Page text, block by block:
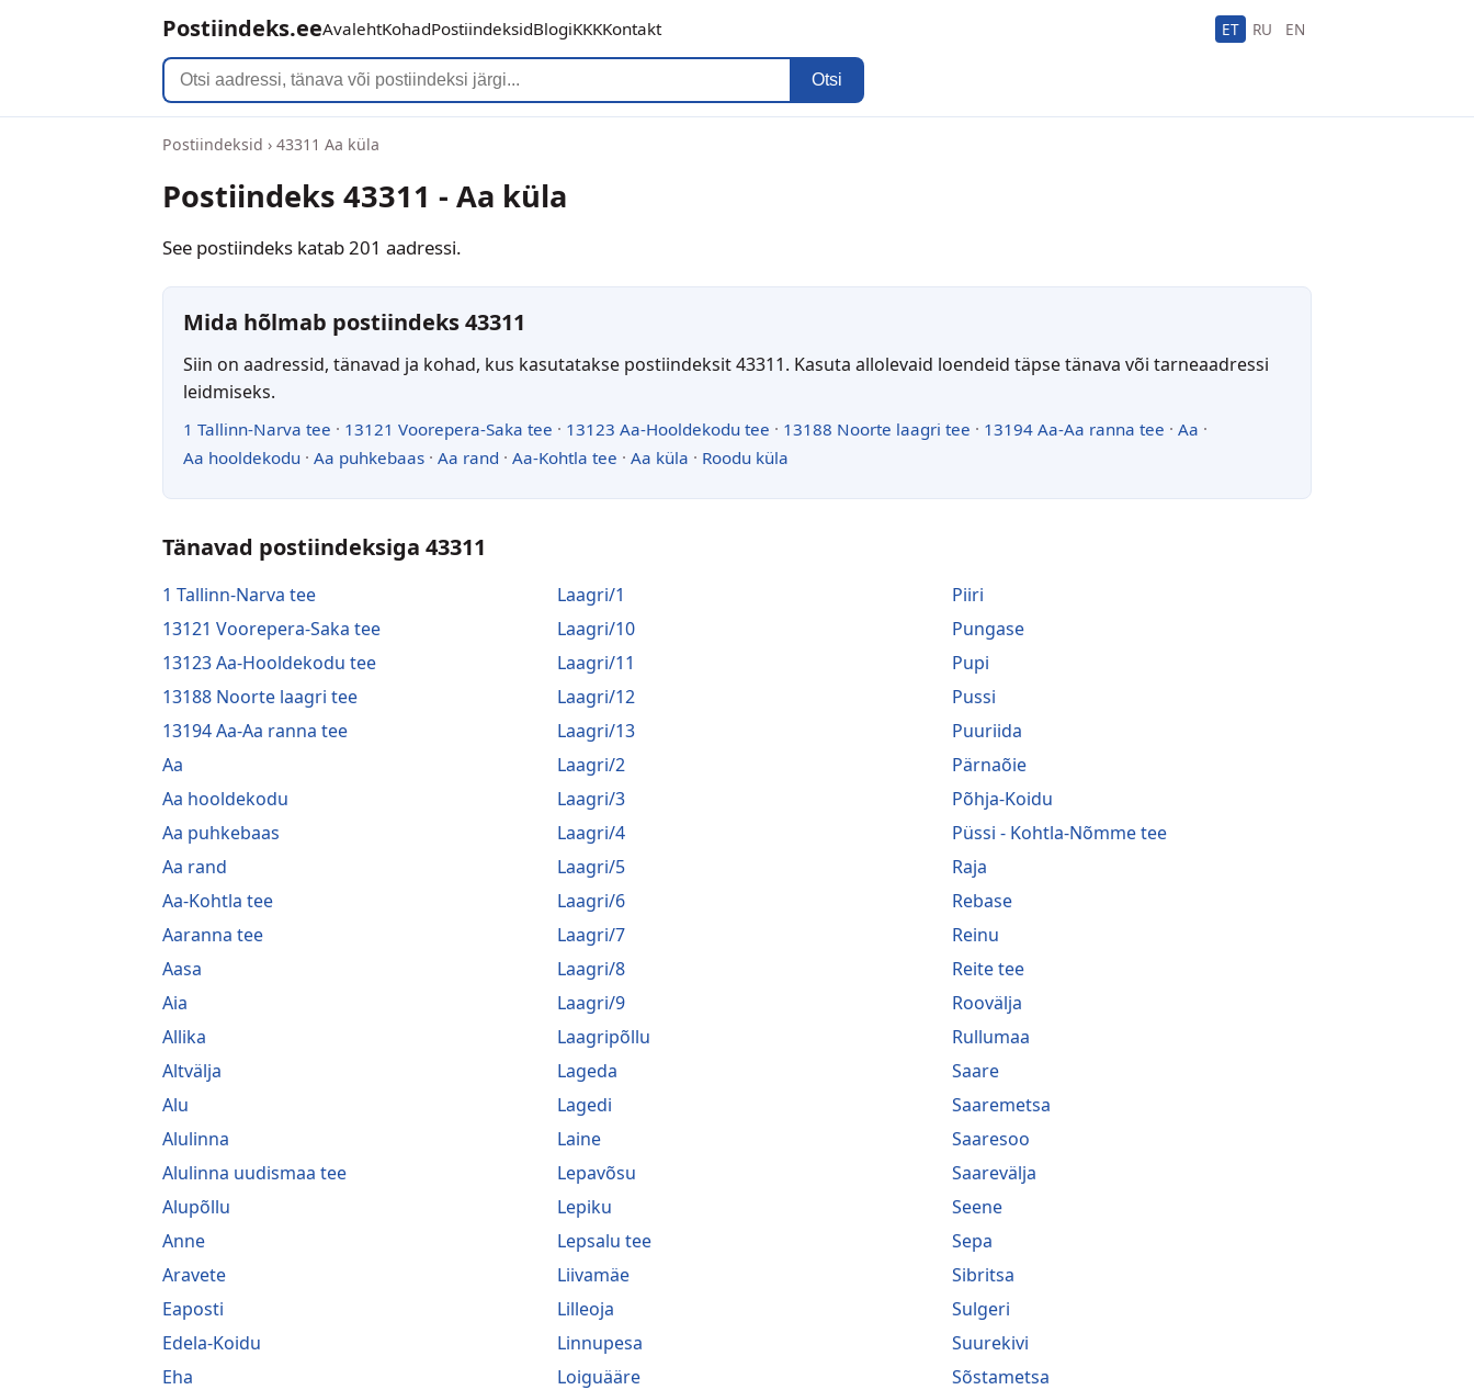
Postiindeks.eeAvalehtKohadPostiindeksidBlogiKKKKontakt ET RU EN
Otsi
Postiindeksid › 43311 Aa küla
Postiindeks 43311 - Aa küla
See postiindeks katab 201 aadressi.
Mida hõlmab postiindeks 43311
Siin on aadressid, tänavad ja kohad, kus kasutatakse postiindeksit 43311. Kasuta allolevaid loendeid täpse tänava või tarneaadressi
leidmiseks.
1 Tallinn-Narva tee · 13121 Voorepera-Saka tee · 13123 Aa-Hooldekodu tee · 13188 Noorte laagri tee · 13194 Aa-Aa ranna tee · Aa ·
Aa hooldekodu · Aa puhkebaas · Aa rand · Aa-Kohtla tee · Aa küla · Roodu küla
Tänavad postiindeksiga 43311
1 Tallinn-Narva tee
13121 Voorepera-Saka tee
13123 Aa-Hooldekodu tee
13188 Noorte laagri tee
13194 Aa-Aa ranna tee
Aa
Aa hooldekodu
Aa puhkebaas
Aa rand
Aa-Kohtla tee
Aaranna tee
Aasa
Aia
Allika
Altvälja
Alu
Alulinna
Alulinna uudismaa tee
Alupõllu
Anne
Aravete
Eaposti
Edela-Koidu
Eha
Laagri/1
Laagri/10
Laagri/11
Laagri/12
Laagri/13
Laagri/2
Laagri/3
Laagri/4
Laagri/5
Laagri/6
Laagri/7
Laagri/8
Laagri/9
Laagripõllu
Lageda
Lagedi
Laine
Lepavõsu
Lepiku
Lepsalu tee
Liivamäe
Lilleoja
Linnupesa
Loiguääre
Piiri
Pungase
Pupi
Pussi
Puuriida
Pärnaõie
Põhja-Koidu
Püssi - Kohtla-Nõmme tee
Raja
Rebase
Reinu
Reite tee
Roovälja
Rullumaa
Saare
Saaremetsa
Saaresoo
Saarevälja
Seene
Sepa
Sibritsa
Sulgeri
Suurekivi
Sõstametsa